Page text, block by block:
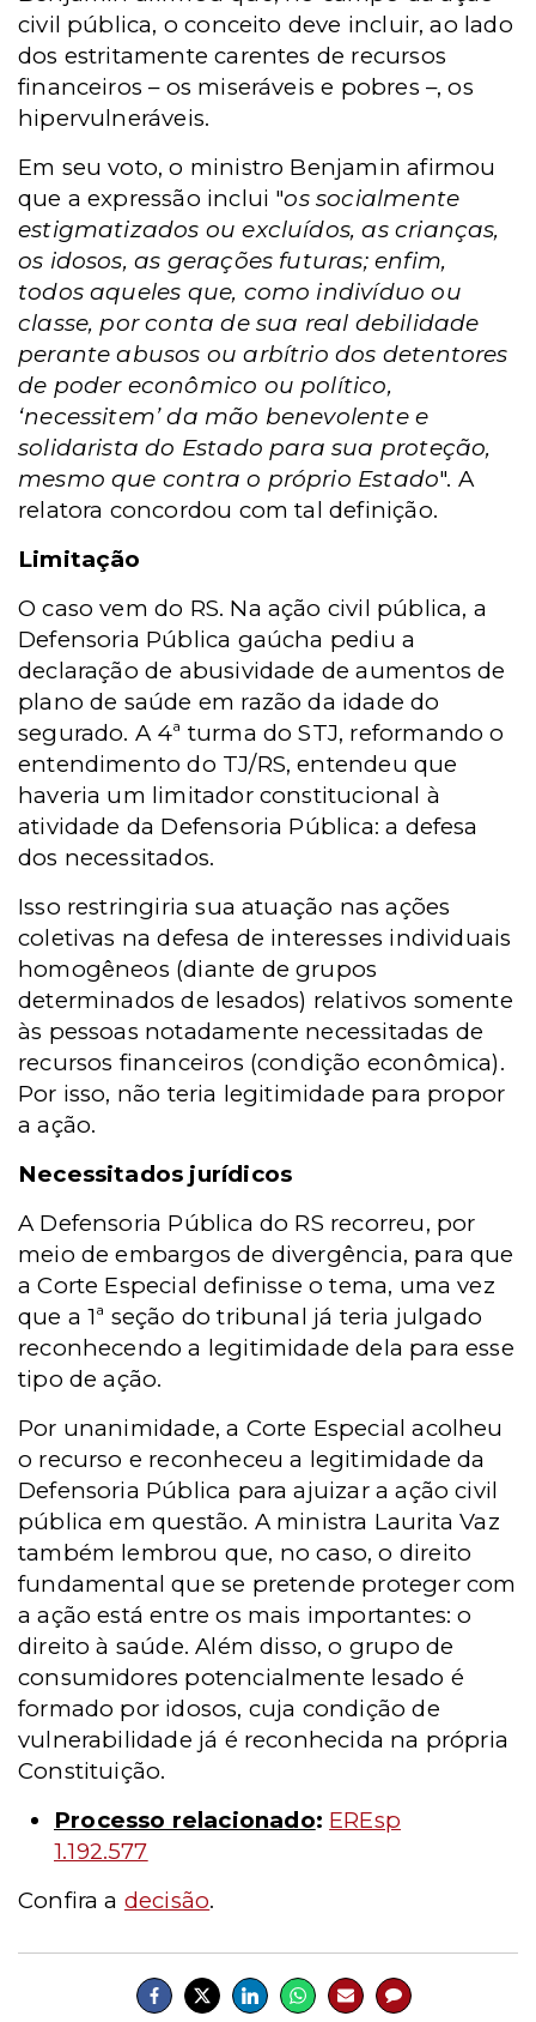
civil pública, o conceito deve incluir, ao lado
dos estritamente carentes de recursos
financeiros – os miseráveis e pobres –, os
hipervulneráveis.
Em seu voto, o ministro Benjamin afirmou
que a expressão inclui "os socialmente
estigmatizados ou excluídos, as crianças,
os idosos, as gerações futuras; enfim,
todos aqueles que, como indivíduo ou
classe, por conta de sua real debilidade
perante abusos ou arbítrio dos detentores
de poder econômico ou político,
‘necessitem’ da mão benevolente e
solidarista do Estado para sua proteção,
mesmo que contra o próprio Estado". A
relatora concordou com tal definição.
Limitação
O caso vem do RS. Na ação civil pública, a
Defensoria Pública gaúcha pediu a
declaração de abusividade de aumentos de
plano de saúde em razão da idade do
segurado. A 4ª turma do STJ, reformando o
entendimento do TJ/RS, entendeu que
haveria um limitador constitucional à
atividade da Defensoria Pública: a defesa
dos necessitados.
Isso restringiria sua atuação nas ações
coletivas na defesa de interesses individuais
homogêneos (diante de grupos
determinados de lesados) relativos somente
às pessoas notadamente necessitadas de
recursos financeiros (condição econômica).
Por isso, não teria legitimidade para propor
a ação.
Necessitados jurídicos
A Defensoria Pública do RS recorreu, por
meio de embargos de divergência, para que
a Corte Especial definisse o tema, uma vez
que a 1ª seção do tribunal já teria julgado
reconhecendo a legitimidade dela para esse
tipo de ação.
Por unanimidade, a Corte Especial acolheu
o recurso e reconheceu a legitimidade da
Defensoria Pública para ajuizar a ação civil
pública em questão. A ministra Laurita Vaz
também lembrou que, no caso, o direito
fundamental que se pretende proteger com
a ação está entre os mais importantes: o
direito à saúde. Além disso, o grupo de
consumidores potencialmente lesado é
formado por idosos, cuja condição de
vulnerabilidade já é reconhecida na própria
Constituição.
Processo relacionado: EREsp
1.192.577
Confira a decisão.